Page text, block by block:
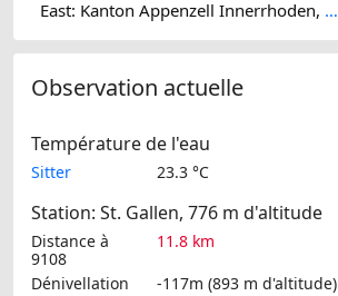
East: Kanton Appenzell Innerrhoden, Schweiz
Observation actuelle
Température de l'eau
Sitter 23.3 °C
Station: St. Gallen, 776 m d'altitude
Distance à
9108
11.8 km
Dénivellation
-117m (893 m d'altitude)